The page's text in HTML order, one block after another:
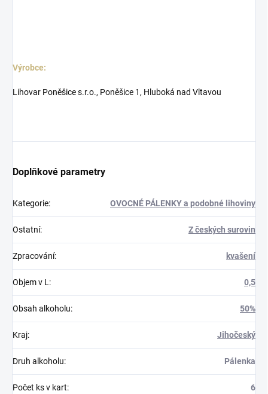
Výrobce:
Lihovar Poněšice s.r.o., Poněšice 1, Hluboká nad Vltavou
Doplňkové parametry
Kategorie: OVOCNÉ PÁLENKY a podobné lihoviny
Ostatní: Z českých surovin
Zpracování: kvašení
Objem v L : 0,5
Obsah alkoholu: 50%
Kraj: Jihočeský
Druh alkoholu: Pálenka
Počet ks v kart: 6